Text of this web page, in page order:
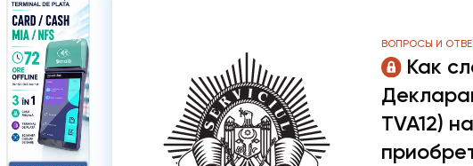
ВОПРОСЫ И
Как
TVA12)